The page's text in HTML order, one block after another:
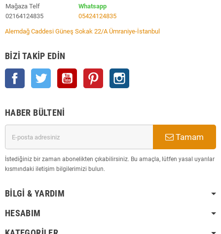
Mağaza Telf
02164124835
Whatsapp
05424124835
Alemdağ Caddesi Güneş Sokak 22/A Ümraniye-İstanbul
BIZI TAKIP EDIN
Facebook Twitter YouTube Pinterest
HABER BÜLTENI
Tamam
İstediğiniz bir zaman abonelikten çıkabilirsiniz. Bu amaçla, lütfen yasal uyarılar
kısmındaki iletişim bilgilerimizi bulun.
BILGI & YARDIM
HESABIM